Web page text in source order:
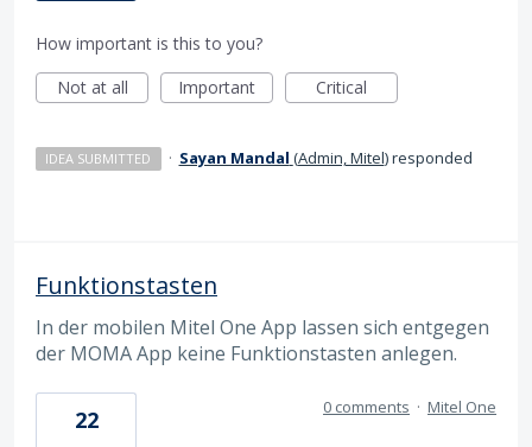
How important is this to you?
Not at all
Important Critical
IDEA SUBMITTED · Sayan Mandal (Admin, Mitel)responded
Funktionstasten
In der mobilen Mitel One App lassen sich entgegen
der MOMA App keine Funktionstasten anlegen.
22 0 comments · Mitel One